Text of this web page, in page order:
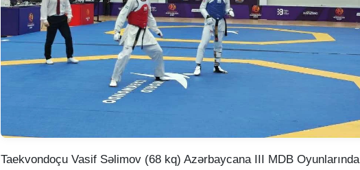
Taekvondoçu Vasif Səlimov (68 kq) Azərbaycana III MDB Oyunlarında